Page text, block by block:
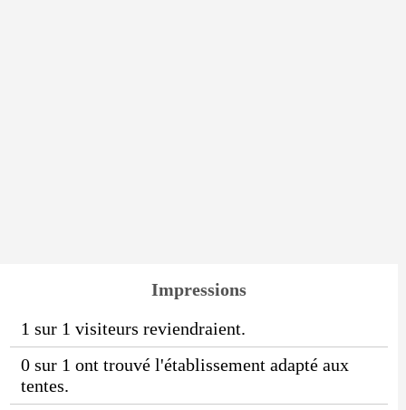
Impressions
1 sur 1 visiteurs reviendraient.
0 sur 1 ont trouvé l'établissement adapté aux
tentes.